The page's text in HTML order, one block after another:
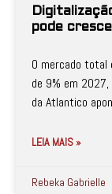
pode
O mercado total
de 9% em
da Atlantico
LEIA MAIS »
Rebeka Gabrielle